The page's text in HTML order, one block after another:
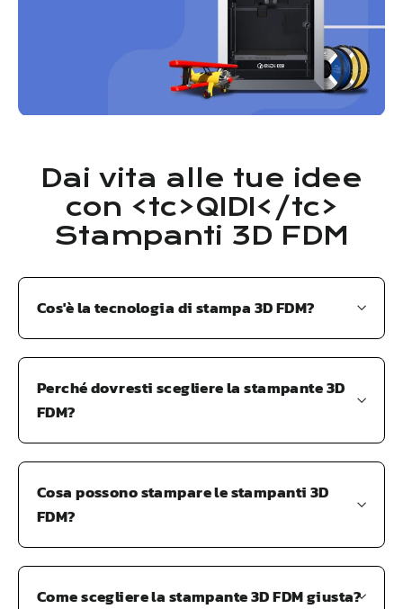
Dai vita alle tue idee
con <tc>QIDI</tc>
Stampanti 3D FDM
Cos'è la tecnologia di stampa 3D FDM?
Perché dovresti scegliere la stampante 3D
FDM?
Cosa possono stampare le stampanti 3D
FDM?
Come scegliere la stampante 3D FDM giusta?